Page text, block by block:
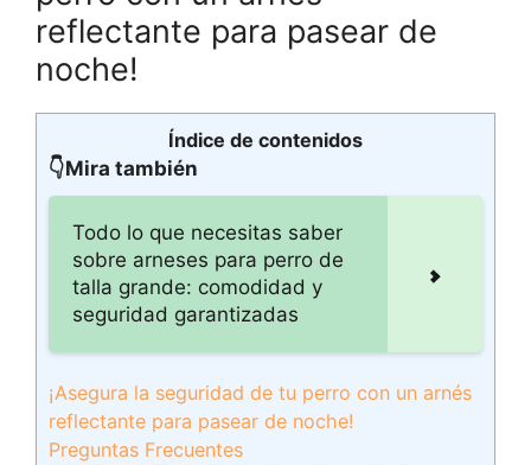
reflectante para pasear de
noche!
Índice de contenidos
👇Mira también
Todo lo que necesitas saber
sobre arneses para perro de
talla grande: comodidad y
seguridad garantizadas
¡Asegura la seguridad de tu perro con un arnés
reflectante para pasear de noche!
Preguntas Frecuentes